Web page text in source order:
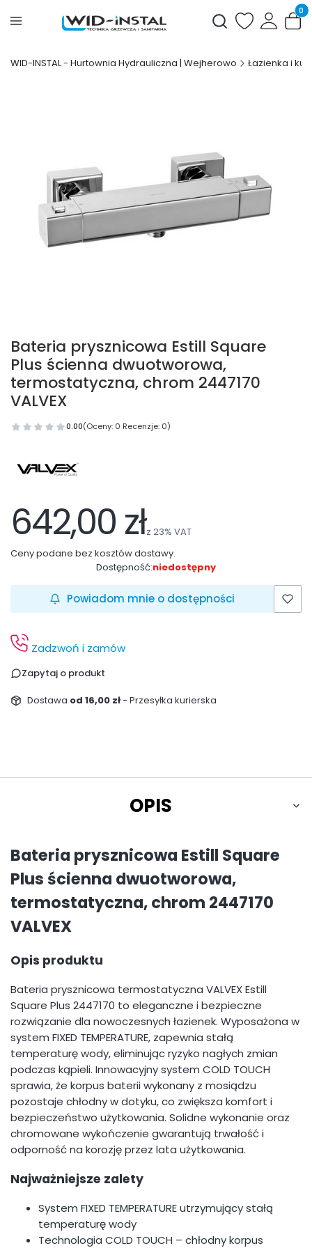
Otwórz
WID-INSTAL - Hurtownia Hydrauliczna | Wejherowo Łazienka i
Bateria prysznicowa Estill Square
Plus ścienna dwuotworowa,
termostatyczna, chrom 2447170
VALVEX
0.00(Oceny: 0 Recenzje: 0)
642,00 złz 23% VAT
Ceny podane bez kosztów dostawy.
Dostępność:niedostępny
Powiadom mnie o dostępności
Zadzwoń i zamów
Zapytaj o produkt
Dostawa od 16,00 zł- Przesyłka kurierska
OPIS
Bateria prysznicowa Estill Square
Plus ścienna dwuotworowa,
termostatyczna, chrom 2447170
VALVEX
Opis produktu
Bateria prysznicowa termostatyczna VALVEX Estill
Square Plus 2447170 to eleganczne i bezpieczne
rozwiązanie dla nowoczesnych łazienek. Wyposażona w
system FIXED TEMPERATURE, zapewnia stałą
temperaturę wody, eliminując ryzyko nagłych zmian
podczas kąpieli. Innowacyjny system COLD TOUCH
sprawia, że korpus baterii wykonany z mosiądzu
pozostaje chłodny w dotyku, co zwiększa komfort i
bezpieczeństwo użytkowania. Solidne wykonanie oraz
chromowane wykończenie gwarantują trwałość i
odporność na korozję przez lata użytkowania.
Najważniejsze zalety
System FIXED TEMPERATURE utrzymujący stałą
temperaturę wody
Technologia COLD TOUCH – chłodny korpus